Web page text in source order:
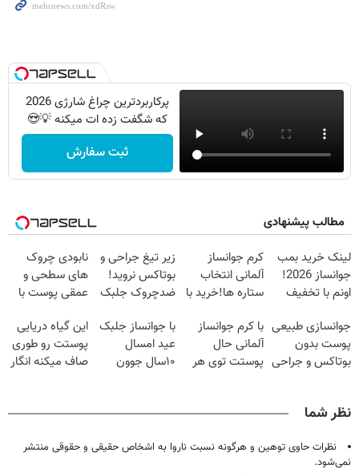
پرکاربردترین چراغ شارژی 2026
که شگفت زده ات میکنه 💡😍
ثبت سفارش
مطالب پیشنهادی
لینک خرید بمب
جوانساز 2026!
اونم با تخفیف
کرم جوانساز
آلمانی انتخاب
ستاره ها!خرید با
زیر تیغ جراحی و
بوتاکس نروید!
ضدچروک جلبک
نابودی چروک
های سطحی و
عمقی پوست با
آلمانی(45%تخفیف)
جوانسازی طبیعی
پوست بدون
بوتاکس و جراحی
با کرم جوانساز
آلمانی حال
پوستت توی هر
با جوانساز جلبک
عید امسال
۱۰سال جوون
این گیاه دریایی
پوستت رو طوری
صاف میکنه انگار
نظر شما
نظرات حاوی توهین و هرگونه نسبت ناروا به اشخاص حقیقی و حقوقی منتشر
نمی‌شود.